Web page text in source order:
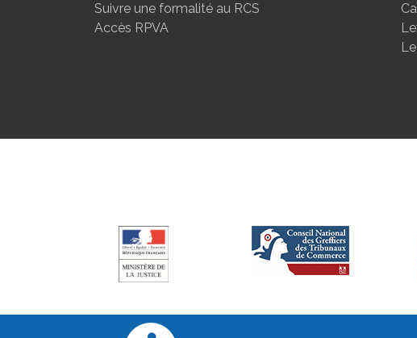
Suivre une formalité au RCS
Accès RPVA